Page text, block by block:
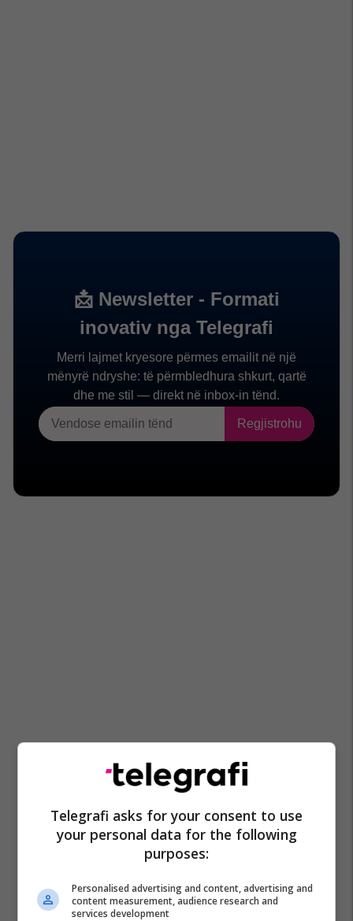
Telegrafi asks for your consent to use
your personal data for the following
purposes:
Personalised advertising and content, advertising and
content measurement, audience research and
services development